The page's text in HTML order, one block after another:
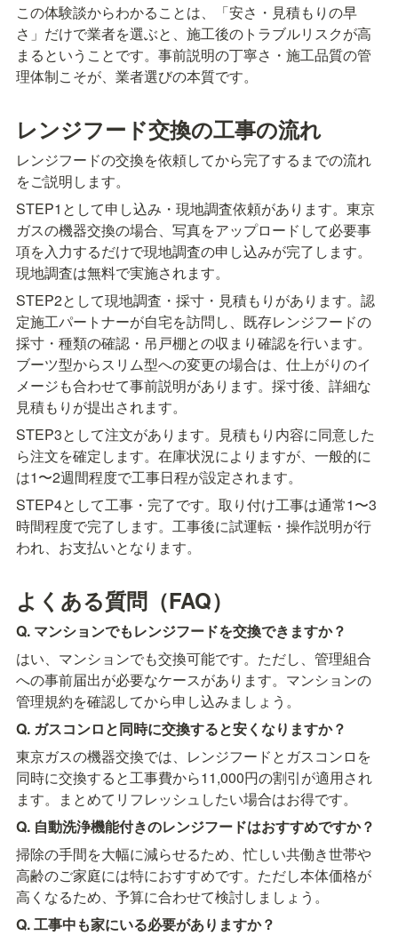
この体験談からわかることは、「安さ・見積もりの早
さ」だけで業者を選ぶと、施工後のトラブルリスクが高
まるということです。事前説明の丁寧さ・施工品質の管
理体制こそが、業者選びの本質です。
レンジフード交換の工事の流れ
レンジフードの交換を依頼してから完了するまでの流れ
をご説明します。
STEP1として申し込み・現地調査依頼があります。東京
ガスの機器交換の場合、写真をアップロードして必要事
項を入力するだけで現地調査の申し込みが完了します。
現地調査は無料で実施されます。
STEP2として現地調査・採寸・見積もりがあります。認
定施工パートナーが自宅を訪問し、既存レンジフードの
採寸・種類の確認・吊戸棚との収まり確認を行います。
ブーツ型からスリム型への変更の場合は、仕上がりのイ
メージも合わせて事前説明があります。採寸後、詳細な
見積もりが提出されます。
STEP3として注文があります。見積もり内容に同意した
ら注文を確定します。在庫状況によりますが、一般的に
は1〜2週間程度で工事日程が設定されます。
STEP4として工事・完了です。取り付け工事は通常1〜3
時間程度で完了します。工事後に試運転・操作説明が行
われ、お支払いとなります。
よくある質問（FAQ）
Q. マンションでもレンジフードを交換できますか？
はい、マンションでも交換可能です。ただし、管理組合
への事前届出が必要なケースがあります。マンションの
管理規約を確認してから申し込みましょう。
Q. ガスコンロと同時に交換すると安くなりますか？
東京ガスの機器交換では、レンジフードとガスコンロを
同時に交換すると工事費から11,000円の割引が適用され
ます。まとめてリフレッシュしたい場合はお得です。
Q. 自動洗浄機能付きのレンジフードはおすすめですか？
掃除の手間を大幅に減らせるため、忙しい共働き世帯や
高齢のご家庭には特におすすめです。ただし本体価格が
高くなるため、予算に合わせて検討しましょう。
Q. 工事中も家にいる必要がありますか？